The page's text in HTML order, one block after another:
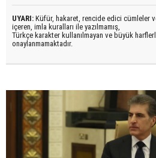
UYARI: Küfür, hakaret, rencide edici cümleler
içeren, imla kuralları ile yazılmamış,
Türkçe karakter kullanılmayan ve büyük
onaylanmamaktadır.